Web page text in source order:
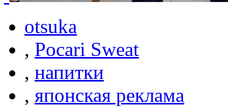
otsuka
, Pocari Sweat
, напитки
, японская реклама